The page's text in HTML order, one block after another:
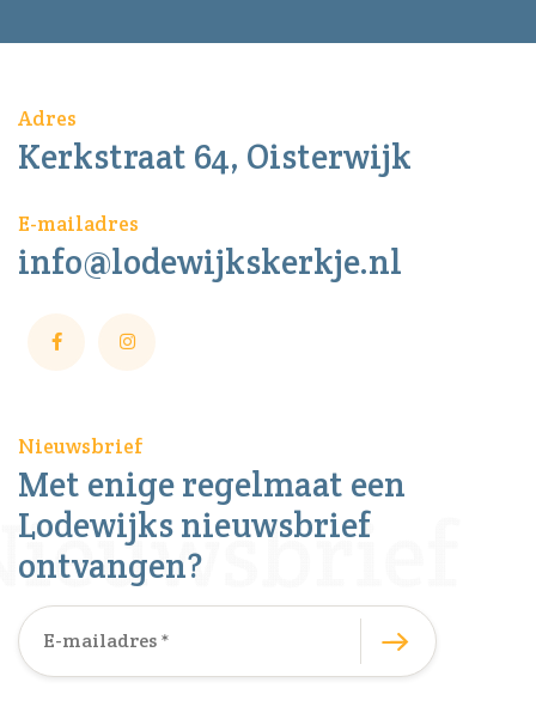
Adres
Kerkstraat 64, Oisterwijk
E-mailadres
info@lodewijkskerkje.nl
Nieuwsbrief
Met enige regelmaat een
Lodewijks nieuwsbrief
ontvangen?